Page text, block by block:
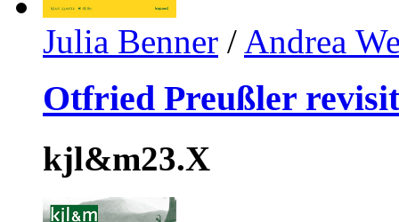
Julia Benner / Andrea
Otfried Preußler
kjl&m23.X